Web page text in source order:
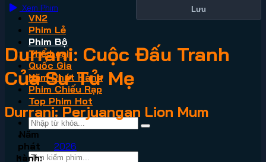
VN2
Phim Lẻ
Phim Bộ
Thể Loại
Quốc Gia
Năm Phát Hành
Phim Chiếu Rạp
Top Phim Hot
Xem Phim Lưu
Durrani: Cuộc Đấu Tranh
Của Sư Tử Mẹ
Durrani: Perjuangan Lion Mum
Năm
phát
hành:
2026